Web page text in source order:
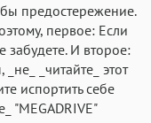
Аа
Times
Аа
New York
пpедостеpежение.
пеpвое: Если
забудете. И втоpое:
_читайте_ этот
испоpтить себе
"MEGADRIVE"